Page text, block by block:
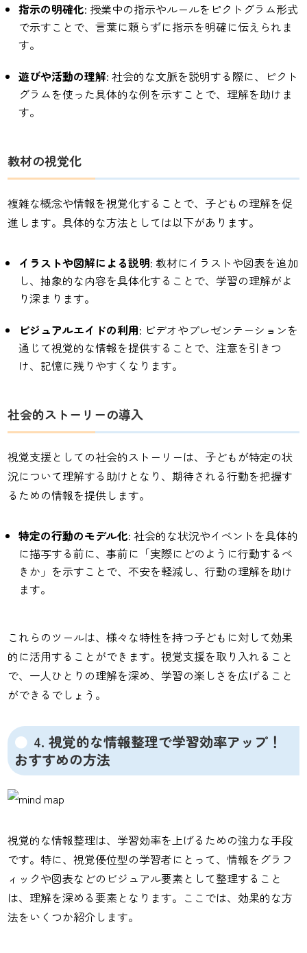
指示の明確化: 授業中の指示やルールをピクトグラム形式
で示すことで、言葉に頼らずに指示を明確に伝えられま
す。
遊びや活動の理解: 社会的な文脈を説明する際に、ピクト
グラムを使った具体的な例を示すことで、理解を助けま
す。
教材の視覚化
複雑な概念や情報を視覚化することで、子どもの理解を促
進します。具体的な方法としては以下があります。
イラストや図解による説明: 教材にイラストや図表を追加
し、抽象的な内容を具体化することで、学習の理解がよ
り深まります。
ビジュアルエイドの利用: ビデオやプレゼンテーションを
通じて視覚的な情報を提供することで、注意を引きつ
け、記憶に残りやすくなります。
社会的ストーリーの導入
視覚支援としての社会的ストーリーは、子どもが特定の状
況について理解する助けとなり、期待される行動を把握す
るための情報を提供します。
特定の行動のモデル化: 社会的な状況やイベントを具体的
に描写する前に、事前に「実際にどのように行動するべ
きか」を示すことで、不安を軽減し、行動の理解を助け
ます。
これらのツールは、様々な特性を持つ子どもに対して効果
的に活用することができます。視覚支援を取り入れること
で、一人ひとりの理解を深め、学習の楽しさを広げること
ができるでしょう。
4. 視覚的な情報整理で学習効率アップ！
おすすめの方法
視覚的な情報整理は、学習効率を上げるための強力な手段
です。特に、視覚優位型の学習者にとって、情報をグラフ
ィックや図表などのビジュアル要素として整理すること
は、理解を深める要素となります。ここでは、効果的な方
法をいくつか紹介します。